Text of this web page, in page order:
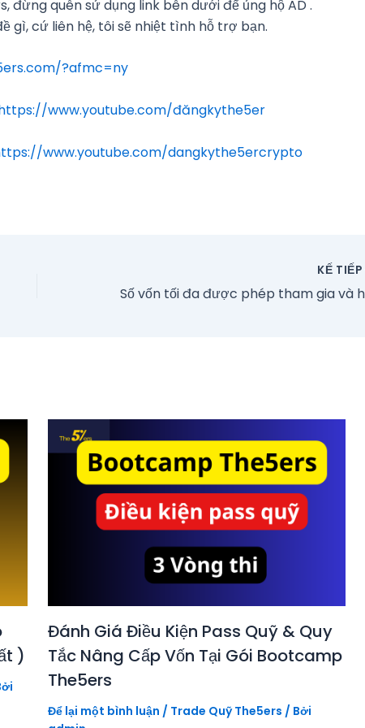
đừng quên sử dụng link bên dưới để ủng hộ AD .
gì, cứ liên hệ, tôi sẽ nhiệt tình hỗ trợ bạn.
?afmc=ny
www.youtube.com/đăngkythe5er
www.youtube.com/dangkythe5ercrypto
KẾ TIẾP
)
Đánh Giá Điều Kiện Pass Quỹ & Quy
Tắc Nâng Cấp Vốn Tại Gói Bootcamp
The5ers
Để lại một bình luận / Trade Quỹ The5ers / Bởi